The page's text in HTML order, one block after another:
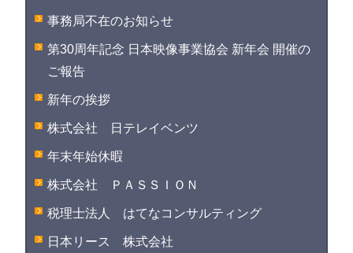
事務局不在のお知らせ
第30周年記念 日本映像事業協会 新年会 開催の
ご報告
新年の挨拶
株式会社 日テレイベンツ
年末年始休暇
株式会社 ＰＡＳＳＩＯＮ
税理士法人 はてなコンサルティング
日本リース 株式会社